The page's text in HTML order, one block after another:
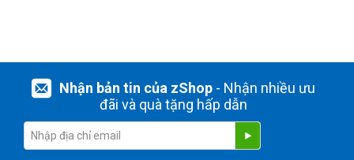
Nhận bản tin của zShop- Nhận nhiều ưu
đãi và quà tặng hấp dẫn